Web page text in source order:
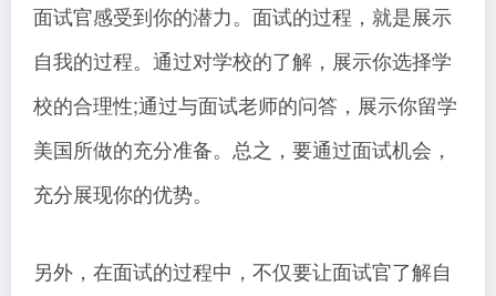
面试官感受到你的潜力。面试的过程，就是展示
自我的过程。通过对学校的了解，展示你选择学
校的合理性;通过与面试老师的问答，展示你留学
美国所做的充分准备。总之，要通过面试机会，
充分展现你的优势。
另外，在面试的过程中，不仅要让面试官了解自